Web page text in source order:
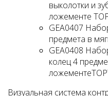
выколотки и
ложементе
GEA0407
предмета в
GEA0408
колец 4
Визуальная система